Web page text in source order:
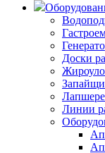
Доски
Линии